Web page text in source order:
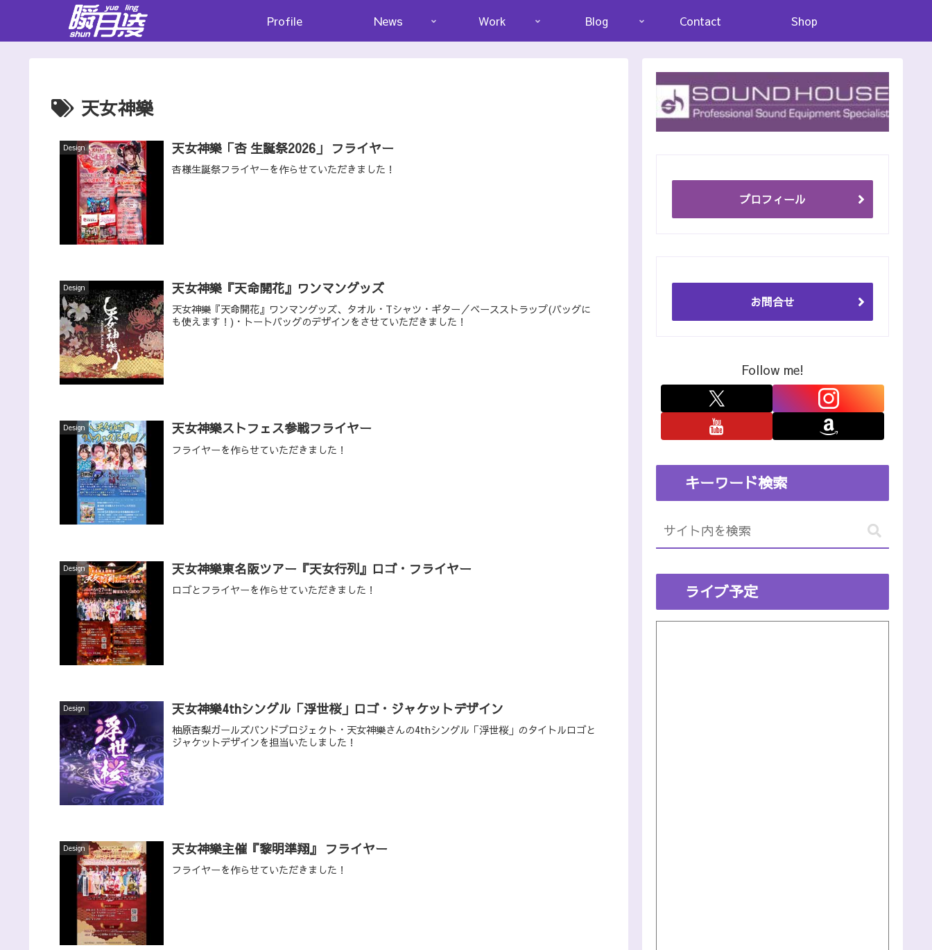
Profile News Work Blog Contact Shop
天女神樂
Design 天女神樂「杏 生誕祭2026」 フライヤー
杏様生誕祭フライヤーを作らせていただきました！
Design 天女神樂『天命開花』ワンマングッズ
天女神樂『天命開花』ワンマングッズ、タオル・Tシャツ・ギター／ベースストラップ(バッグに
も使えます！)・トートバッグのデザインをさせていただきました！
Design 天女神樂ストフェス参戦フライヤー
フライヤーを作らせていただきました！
Design 天女神樂東名阪ツアー『天女行列』ロゴ・フライヤー
ロゴとフライヤーを作らせていただきました！
Design 天女神樂4thシングル「浮世桜」ロゴ・ジャケットデザイン
柚原杏梨ガールズバンドプロジェクト・天女神樂さんの4thシングル「浮世桜」のタイトルロゴと
ジャケットデザインを担当いたしました！
Design 天女神樂主催『黎明準翔』 フライヤー
フライヤーを作らせていただきました！
プロフィール
お問合せ
Follow me!
キーワード検索
ライブ予定